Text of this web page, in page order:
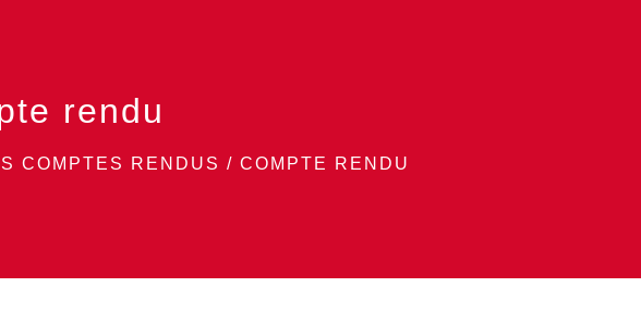
rendu
COMPTES RENDUS / COMPTE RENDU